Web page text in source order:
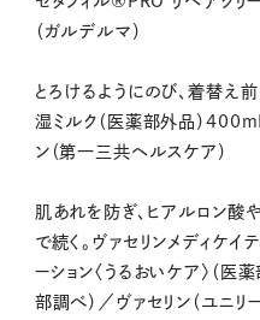
（ガルデルマ）
とろけるようにのび、着替え
湿ミルク（医薬部外品）
ン（第一三共ヘルスケア）
肌あれを防ぎ、ヒアルロン酸
で続く。ヴァセリンメディケイ
ーション〈うるおいケア〉（
部調べ）／ヴァセリン（ユニリ